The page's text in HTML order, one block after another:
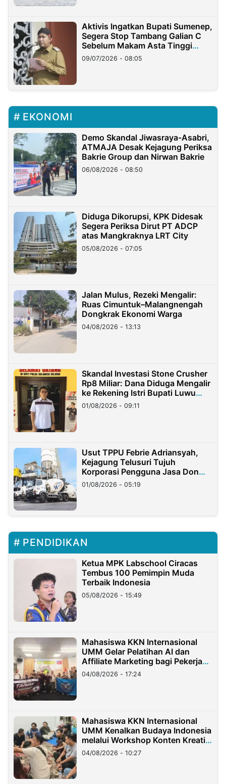
Aktivis Ingatkan Bupati Sumenep,
Segera Stop Tambang Galian C
Sebelum Makam Asta Tinggi
Longsor
09/07/2026 - 08:05
EKONOMI
Demo Skandal Jiwasraya-Asabri,
ATMAJA Desak Kejagung Periksa
Bakrie Group dan Nirwan Bakrie
06/08/2026 - 08:50
Diduga Dikorupsi, KPK Didesak
Segera Periksa Dirut PT ADCP
atas Mangkraknya LRT City
05/08/2026 - 07:05
Jalan Mulus, Rezeki Mengalir:
Ruas Cimuntuk–Malangnengah
Dongkrak Ekonomi Warga
04/08/2026 - 13:13
Skandal Investasi Stone Crusher
Rp8 Miliar: Dana Diduga Mengalir
ke Rekening Istri Bupati Luwu
Timur
01/08/2026 - 09:11
Usut TPPU Febrie Adriansyah,
Kejagung Telusuri Tujuh
Korporasi Pengguna Jasa Don
Ritto
01/08/2026 - 05:19
PENDIDIKAN
Ketua MPK Labschool Ciracas
Tembus 100 Pemimpin Muda
Terbaik Indonesia
05/08/2026 - 15:49
Mahasiswa KKN Internasional
UMM Gelar Pelatihan AI dan
Affiliate Marketing bagi Pekerja
Migran Indonesia di Taiwan
04/08/2026 - 17:24
Mahasiswa KKN Internasional
UMM Kenalkan Budaya Indonesia
melalui Workshop Konten Kreatif
di Taiwan
04/08/2026 - 10:27